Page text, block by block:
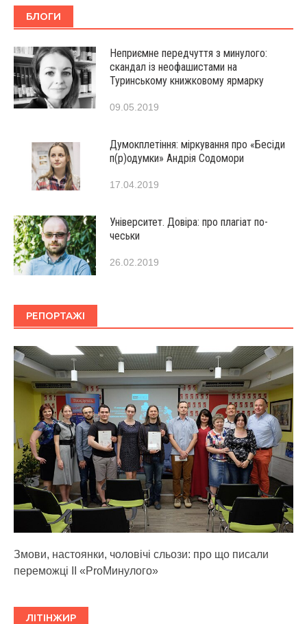
БЛОГИ
Неприємне передчуття з минулого:
скандал із неофашистами на
Туринському книжковому ярмарку
09.05.2019
Думокплетіння: міркування про «Бесіди
п(р)одумки» Андрія Содомори
17.04.2019
Університет. Довіра: про плагіат по-
чеськи
26.02.2019
РЕПОРТАЖІ
Змови, настоянки, чоловічі сльози: про що писали
переможці ІІ «ProМинулого»
ЛІТІНЖИР